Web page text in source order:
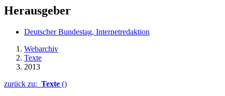
Herausgeber
Deutscher Bundestag, Internetredaktion
Webarchiv
Texte
2013
zurück zu: Texte ()